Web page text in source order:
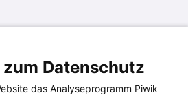
Datenschutz
das Analyseprogramm Piwik